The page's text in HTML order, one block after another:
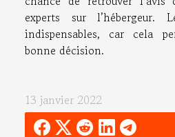
experts sur
indispensables, car cela
bonne décision.
13 janvier 2022